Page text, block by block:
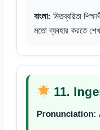
বাংলা: মিতব্যয়িতা
মতো ব্যবহার করতে
11.
Pronunciation: